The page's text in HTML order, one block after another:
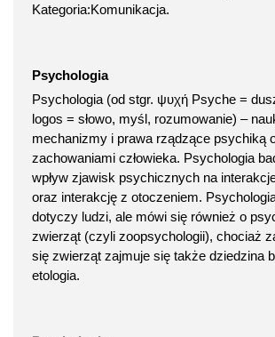
Kategoria:Komunikacja.
Psychologia
Psychologia (od stgr. ψυχή Psyche =
logos = słowo, myśl, rozumowanie) –
mechanizmy i prawa rządzące psychiką
zachowaniami człowieka. Psychologia
wpływ zjawisk psychicznych na
oraz interakcję z otoczeniem.
dotyczy ludzi, ale mówi się również o
zwierząt (czyli zoopsychologii), chociaż
się zwierząt zajmuje się także dziedzina
etologia.